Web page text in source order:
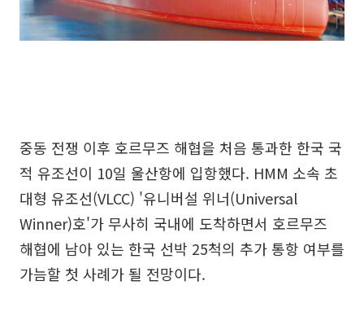
중동 전쟁 이후 호르무즈 해협을 처음 통과한 한국 국
적 유조선이 10일 울산항에 입항했다. HMM 소속 초
대형 유조선(VLCC) '유니버설 위너(Universal
Winner)호'가 무사히 국내에 도착하면서 호르무즈
해협에 남아 있는 한국 선박 25척의 추가 통항 여부를
가늠할 첫 사례가 될 전망이다.